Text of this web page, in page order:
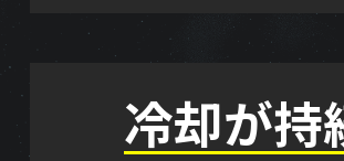
冷却が持